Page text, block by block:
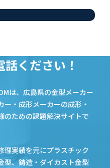
ください！
は、広島県の金型メーカー
・成形メーカーの成形・
のための課題解決サイトで
理実績を元にプラスチック
型、鋳造・ダイカスト金型